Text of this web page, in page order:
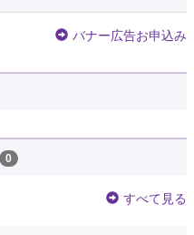
バナー広告お申込み
0
すべて見る